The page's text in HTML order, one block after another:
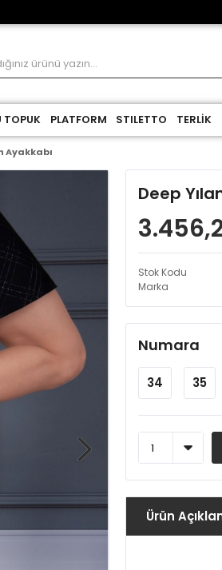
TOPUK PLATFORM STILETTO TERLİK
Ayakkabı
Deep
Stok Kodu
Marka
Numara
34 35
Ürün